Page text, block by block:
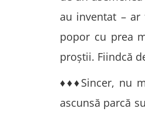
au inventat –
popor cu prea
proștii. Fiindcă
♦♦♦Sincer, nu
ascunsă parcă